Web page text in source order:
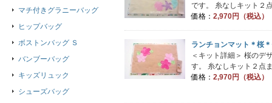
です。 糸なしキット２
価格： 2,970円（税込）
ランチョンマット＊桜
＜キット詳細＞ 桜のデ
す。 糸なしキット２点
価格： 2,970円（税込）
マチ付きグラニーバッグ
ヒップバッグ
ボストンバッグ Ｓ
バンブーバッグ
キッズリュック
シューズバッグ